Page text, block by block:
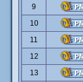
9
10
11
12
13